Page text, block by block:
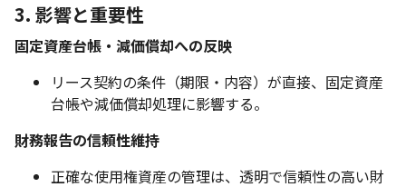
3. 影響と重要性
固定資産台帳・減価償却への反映
リース契約の条件（期限・内容）が直接、固定資産
台帳や減価償却処理に影響する。
財務報告の信頼性維持
正確な使用権資産の管理は、透明で信頼性の高い財